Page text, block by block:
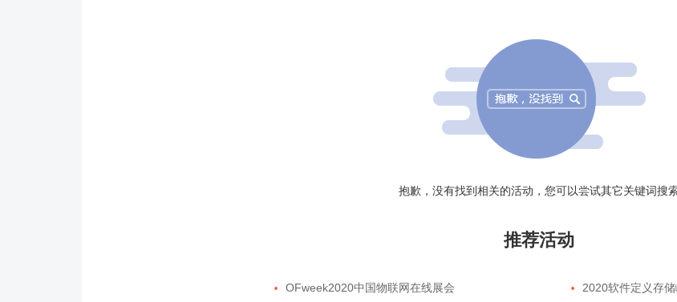
抱歉，没有找到相关的活动，您可以尝试其它关键词搜
推荐活动
 OFweek2020中国物联网在线展会  2020软件定义存